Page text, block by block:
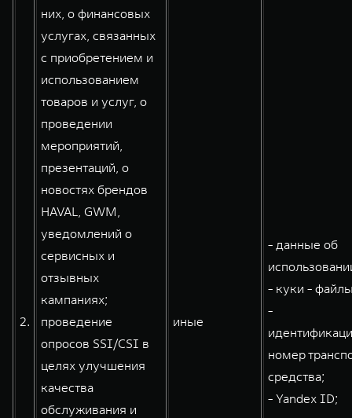
2.
них, о финансовых
услугах, связанных
с приобретением и
использованием
товаров и услуг, о
проведении
мероприятий,
презентаций, о
новостях брендов
HAVAL, GWM,
уведомлений о
сервисных и
отзывных
кампаниях;
проведение
опросов SSI/CSI в
целях улучшения
качества
обслуживания и
иные
- данные об
- куки -
-
номер
средства;
- Yandex ID;